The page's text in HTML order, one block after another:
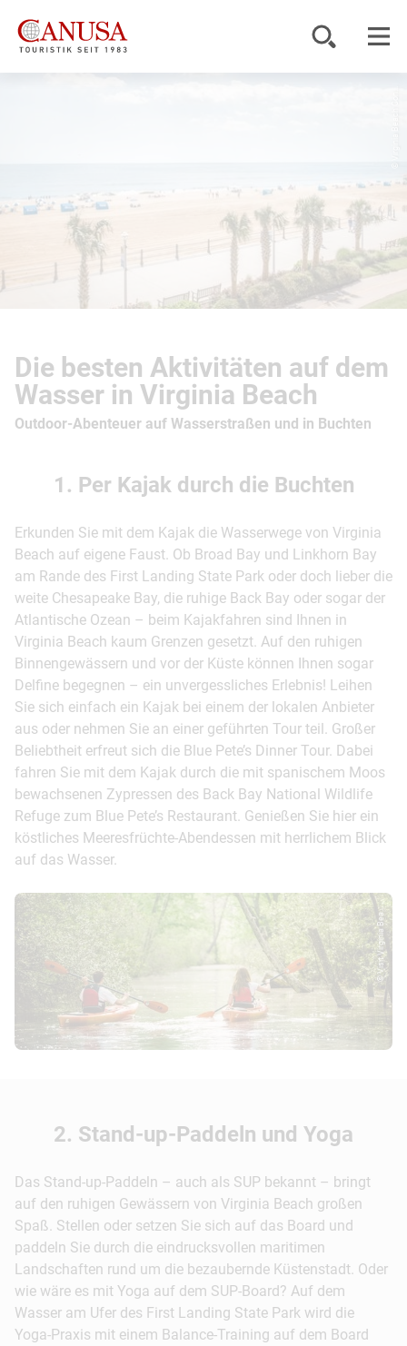
Inspiration
Die besten Aktivitäten auf dem
Wasser in Virginia Beach
Outdoor-Abenteuer auf Wasserstraßen und in Buchten
1. Per Kajak durch die Buchten
Erkunden Sie mit dem Kajak die Wasserwege von Virginia
Beach auf eigene Faust. Ob Broad Bay und Linkhorn Bay
am Rande des First Landing State Park oder doch lieber die
weite Chesapeake Bay, die ruhige Back Bay oder sogar der
Atlantische Ozean – beim Kajakfahren sind Ihnen in
Virginia Beach kaum Grenzen gesetzt. Auf den ruhigen
Binnengewässern und vor der Küste können Ihnen sogar
Delfine begegnen – ein unvergessliches Erlebnis! Leihen
Sie sich einfach ein Kajak bei einem der lokalen Anbieter
aus oder nehmen Sie an einer geführten Tour teil. Großer
Beliebtheit erfreut sich die Blue Pete’s Dinner Tour. Dabei
fahren Sie mit dem Kajak durch die mit spanischem Moos
bewachsenen Zypressen des Back Bay National Wildlife
Refuge zum Blue Pete’s Restaurant. Genießen Sie hier ein
köstliches Meeresfrüchte-Abendessen mit herrlichem Blick
auf das Wasser.
© Visit Virginia Bea...
2. Stand-up-Paddeln und Yoga
Das Stand-up-Paddeln – auch als SUP bekannt – bringt
auf den ruhigen Gewässern von Virginia Beach großen
Spaß. Stellen oder setzen Sie sich auf das Board und
paddeln Sie durch die eindrucksvollen maritimen
Landschaften rund um die bezaubernde Küstenstadt. Oder
wie wäre es mit Yoga auf dem SUP-Board? Auf dem
Wasser am Ufer des First Landing State Park wird die
Yoga-Praxis mit einem Balance-Training auf dem Board